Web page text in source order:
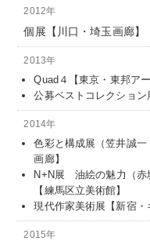
2012年
個展【川口・埼玉画廊】
2013年
Quad４【東京・東邦アー
公募ベストコレクション
2014年
色彩と構成展（笠井誠
画廊】
N+N展 油絵の魅力（赤
【練馬区立美術館】
現代作家美術展【新宿・
2015年